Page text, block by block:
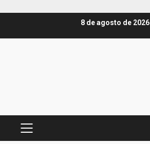
8 de agosto de 2026
MENÚ